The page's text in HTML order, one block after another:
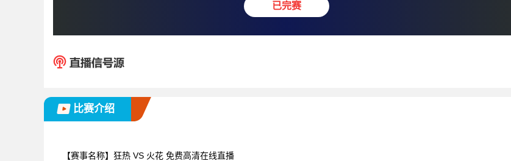
已完赛
比赛介绍
【赛事名称】 狂热 VS 火花 免费高清在线直播